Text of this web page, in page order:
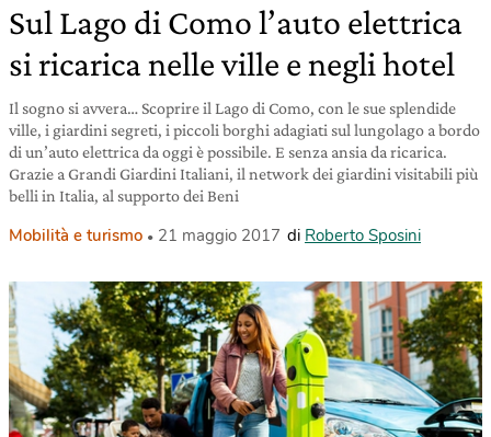
Sul Lago di Como l’auto elettrica
si ricarica nelle ville e negli hotel
Il sogno si avvera… Scoprire il Lago di Como, con le sue splendide
ville, i giardini segreti, i piccoli borghi adagiati sul lungolago a bordo
di un’auto elettrica da oggi è possibile. E senza ansia da ricarica.
Grazie a Grandi Giardini Italiani, il network dei giardini visitabili più
belli in Italia, al supporto dei Beni
Mobilità e turismo 21 maggio 2017 di Roberto Sposini